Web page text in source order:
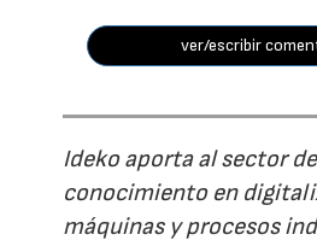
ver/escribir
Ideko aporta al sector
conocimiento en
máquinas y procesos